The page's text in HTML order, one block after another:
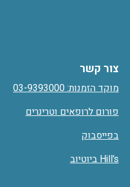
צור קשר
מוקד הזמנות: 03-9393000
פורום לרופאים וטרינרים
בפייסבוק
Hill’s ביוטיוב